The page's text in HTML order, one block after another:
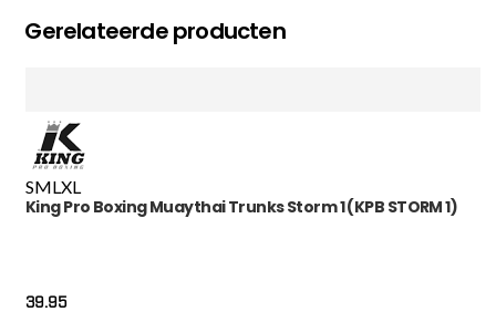
Gerelateerde producten
SML XL
King Pro Boxing Muaythai Trunks Storm 1 (KPB STORM 1)
39.95